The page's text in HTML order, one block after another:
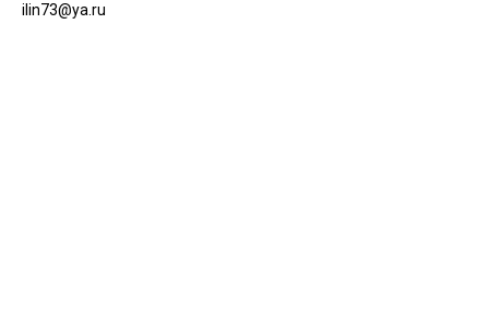
ilin73@ya.ru